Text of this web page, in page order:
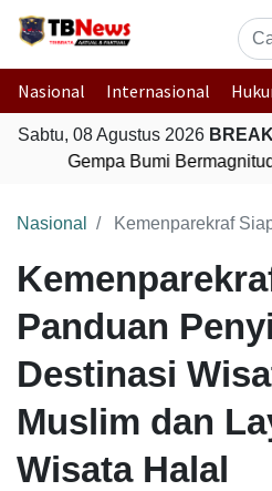
Nasional Internasional
Sabtu, 08 Agustus 2026
Gempa Bumi
Nasional Kemenparekraf Siapkan Panduan Penyiapan
Panduan
Destinasi
Muslim dan
Wisata Halal